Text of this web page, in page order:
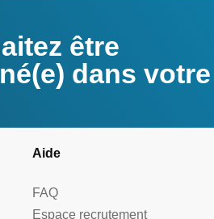
être
dans
Aide
FAQ
Espace recrutement